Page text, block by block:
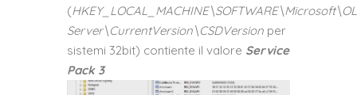
(
Server\CurrentVersion\CSDVersion per
sistemi 32bit) contiente il valore Service
Pack 3